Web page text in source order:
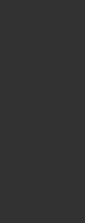
čtyři útulně
Ubytování pro
cestující.